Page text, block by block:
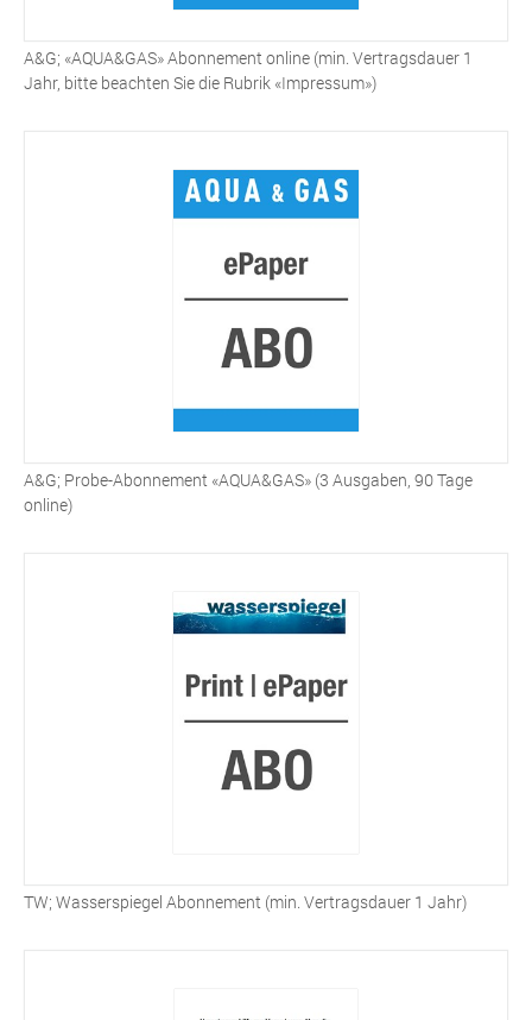
A&G; «AQUA&GAS» Abonnement online (min. Vertragsdauer 1
Jahr, bitte beachten Sie die Rubrik «Impressum»)
A&G; Probe-Abonnement «AQUA&GAS» (3 Ausgaben, 90 Tage
online)
TW; Wasserspiegel Abonnement (min. Vertragsdauer 1 Jahr)